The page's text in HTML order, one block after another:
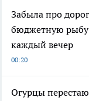
Забыла про
бюджетную рыбу
каждый вечер
00:20
Огурцы